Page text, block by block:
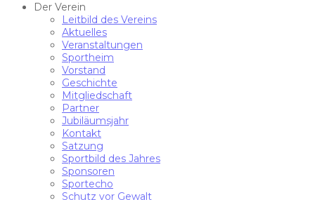
Der Verein
Leitbild des Vereins
Aktuelles
Veranstaltungen
Sportheim
Vorstand
Geschichte
Mitgliedschaft
Partner
Jubiläumsjahr
Kontakt
Satzung
Sportbild des Jahres
Sponsoren
Sportecho
Schutz vor Gewalt